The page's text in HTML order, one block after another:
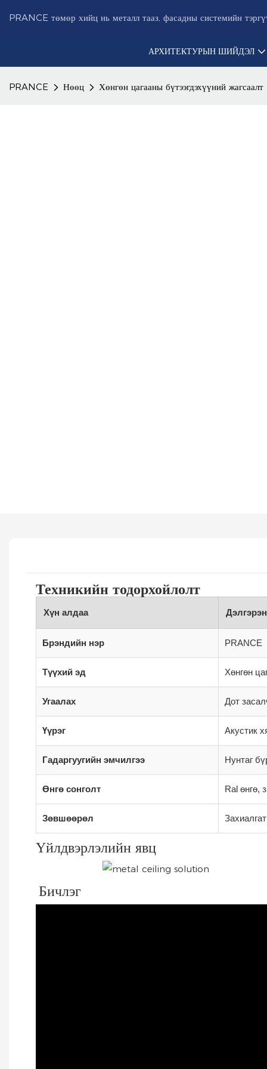
PRANCE төмөр хийц нь металл тааз, фасадны системийн
АРХИТЕКТУРЫН ШИЙДЭЛ
PRANCE Нөөц Хөнгөн цагааны бүтээгдэхүүний жагсаалт
Техникийн тодорхойлолт
Хүн алдаа
Брэндийн нэр PRANCE
Түүхий эд Хөнгөн
Угаалах Дот
Үүрэг Акустик
Гадаргуугийн эмчилгээ Нунтаг
Өнгө сонголт Ral өнгө,
Зөвшөөрөл
Үйлдвэрлэлийн явц
Бичлэг